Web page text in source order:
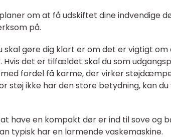
om at få udskiftet dine indvendige
på.
skal gøre dig klart er om det er vigtigt
det er tilfældet skal du som
med fordel få karme, der virker
støj ikke har den store betydning, kan
have en kompakt dør er ind til sove og
typisk har en larmende vaskemaskine.